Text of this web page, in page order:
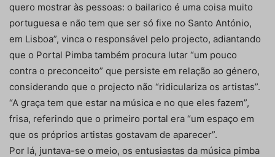
quero mostrar às pessoas: o bailarico é uma coisa muito
portuguesa e não tem que ser só fixe no Santo António,
em Lisboa”, vinca o responsável pelo projecto, adiantando
que o Portal Pimba também procura lutar “um pouco
contra o preconceito” que persiste em relação ao género,
considerando que o projecto não “ridiculariza os artistas”.
“A graça tem que estar na música e no que eles fazem”,
frisa, referindo que o primeiro portal era “um espaço em
que os próprios artistas gostavam de aparecer”.
Por lá, juntava-se o meio, os entusiastas da música pimba